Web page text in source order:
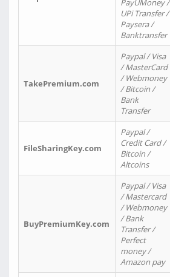
PayUMoney /
UPi Transfer /
Paysera /
Banktransfer
TakePremium.com
Paypal / Visa
/ MasterCard
/ Webmoney
/ Bitcoin /
Bank
Transfer
FileSharingKey.com
Paypal /
Credit Card /
Bitcoin /
Altcoins
BuyPremiumKey.com
Paypal / Visa
/ Mastercard
/ Webmoney
/ Bank
Transfer /
Perfect
money /
Amazon pay